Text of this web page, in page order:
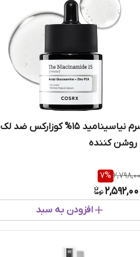
سرم نیاسینامید 15% کوزارکس ضد لک
روشن کننده
7%
افزودن به سبد